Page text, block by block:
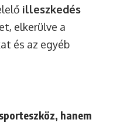
illeszkedés
elkerülve a
és az egyéb
hanem